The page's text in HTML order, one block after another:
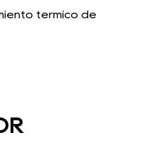
térmico de